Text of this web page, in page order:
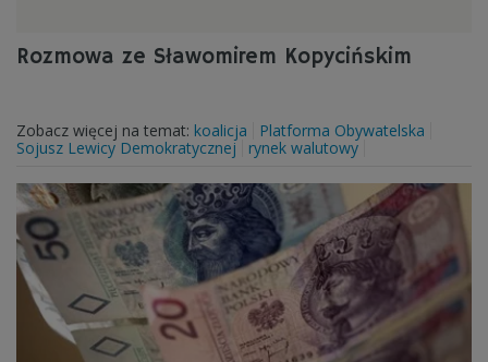
Rozmowa ze Sławomirem Kopycińskim
Zobacz więcej na temat: koalicja
Platforma Obywatelska
Sojusz Lewicy Demokratycznej
rynek walutowy